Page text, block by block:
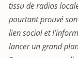
tissu de radios
pourtant prouvé
lien social et
lancer un grand